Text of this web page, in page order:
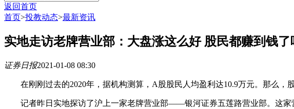
返回首页
首页>投教动态>最新资讯
实地走访老牌营业部：大盘涨这么好 股民都赚到钱了
证券日报2021-01-08 08:30
在刚刚过去的2020年，据机构测算，A股股民人均盈利达10.9万元。那么，
记者昨日实地探访了沪上一家老牌营业部——银河证券五莲路营业部。这家